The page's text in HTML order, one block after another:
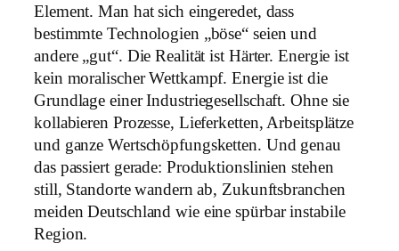
Element. Man hat sich eingeredet, dass
bestimmte Technologien „böse“ seien und
andere „gut“. Die Realität ist Härter. Energie ist
kein moralischer Wettkampf. Energie ist die
Grundlage einer Industriegesellschaft. Ohne sie
kollabieren Prozesse, Lieferketten, Arbeitsplätze
und ganze Wertschöpfungsketten. Und genau
das passiert gerade: Produktionslinien stehen
still, Standorte wandern ab, Zukunftsbranchen
meiden Deutschland wie eine spürbar instabile
Region.